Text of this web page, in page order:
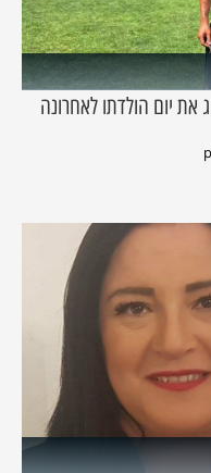
את יום הולדתו לאחרונה